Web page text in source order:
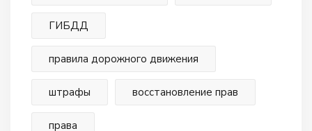
ГИБДД
правила дорожного движения
штрафы восстановление прав
права